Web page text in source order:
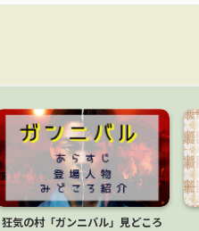
狂気の村「ガンニバル」見どころ